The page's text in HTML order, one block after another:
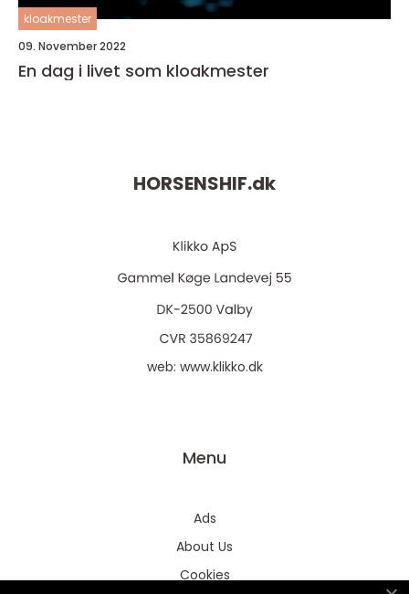
kloakmester
09. November 2022
En dag i livet som kloakmester
HORSENSHIF.dk
web: www.klikko.dk
Menu
Ads
About Us
Cookies